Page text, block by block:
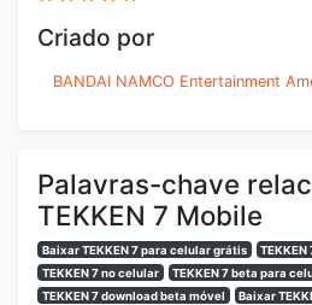
Criado por
BANDAI NAMCO Entertainment
Palavras-chave
TEKKEN 7 Mobile
Baixar TEKKEN 7 para celular grátis
TEKKEN 7 no celular
TEKKEN 7 beta para
TEKKEN 7 download beta móvel
Baixar